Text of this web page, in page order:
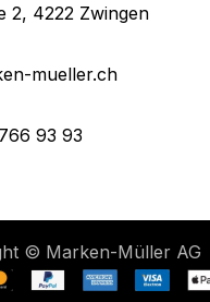
2, 4222 Zwingen
mueller.ch
93 93
© Marken-Müller AG